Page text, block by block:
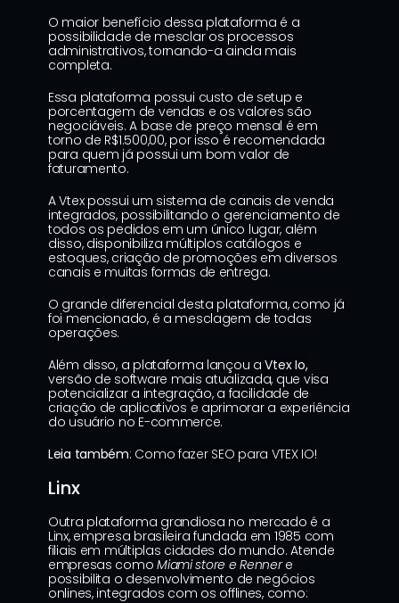
O maior benefício dessa plataforma é a
possibilidade de mesclar os processos
administrativos, tornando-a ainda mais
completa.
Essa plataforma possui custo de setup e
porcentagem de vendas e os valores são
negociáveis. A base de preço mensal é em
torno de R$1.500,00, por isso é recomendada
para quem já possui um bom valor de
faturamento.
A Vtex possui um sistema de canais de venda
integrados, possibilitando o gerenciamento de
todos os pedidos em um único lugar, além
disso, disponibiliza múltiplos catálogos e
estoques, criação de promoções em diversos
canais e muitas formas de entrega.
O grande diferencial desta plataforma, como já
foi mencionado, é a mesclagem de todas
operações.
Além disso, a plataforma lançou a Vtex Io,
versão de software mais atualizada, que visa
potencializar a integração, a facilidade de
criação de aplicativos e aprimorar a experiência
do usuário no E-commerce.
Leia também: Como fazer SEO para VTEX IO!
Linx
Outra plataforma grandiosa no mercado é a
Linx, empresa brasileira fundada em 1985 com
filiais em múltiplas cidades do mundo. Atende
empresas como Miami store e Renner e
possibilita o desenvolvimento de negócios
onlines, integrados com os offlines, como: